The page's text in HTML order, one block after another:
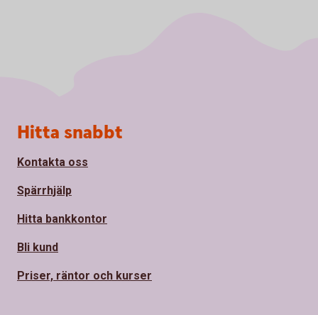
Sidfot
Hitta snabbt
Kontakta oss
Spärrhjälp
Hitta bankkontor
Bli kund
Priser, räntor och kurser